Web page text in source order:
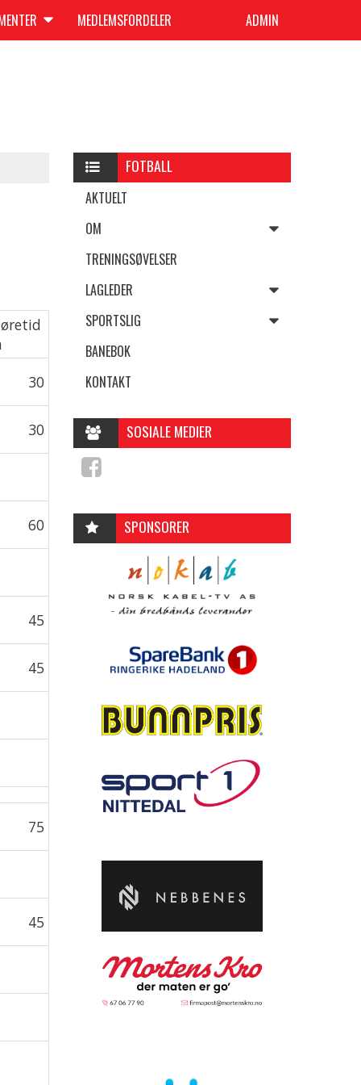
MEDLEMSFORDELER ADMIN
30
30
60
45
45
75
45
FOTBALL
AKTUELT
OM
TRENINGSØVELSER
LAGLEDER
SPORTSLIG
BANEBOK
KONTAKT
SOSIALE MEDIER
SPONSORER